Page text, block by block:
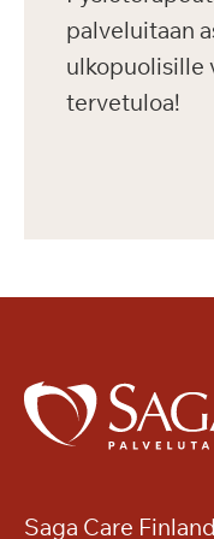
palveluitaan
ulkopuolisille
tervetuloa!
Saga Care